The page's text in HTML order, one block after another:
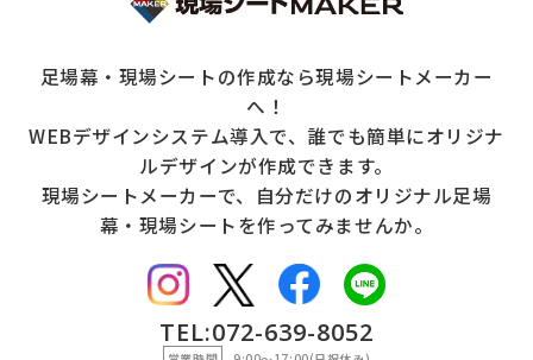
足場幕・現場シートの作成なら現場シートメーカー
へ！
WEBデザインシステム導入で、誰でも簡単にオリジナ
ルデザインが作成できます。
現場シートメーカーで、自分だけのオリジナル足場
幕・現場シートを作ってみませんか。
TEL:072-639-8052